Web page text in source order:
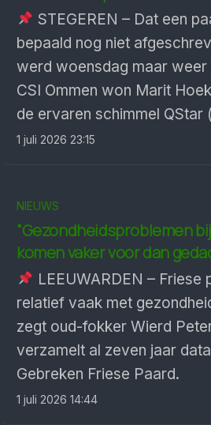
STEGEREN – Dat een
bepaald nog niet
werd woensdag maar weer
CSI Ommen won Marit
de ervaren schimmel QStar
1 juli 2026 23:15
NIEUWS
“Gezondheidsproblemen
komen vaker voor dan
LEEUWARDEN – Friese
relatief vaak met
zegt oud-fokker Wierd
verzamelt al zeven jaar
Gebreken Friese Paard.
1 juli 2026 14:44